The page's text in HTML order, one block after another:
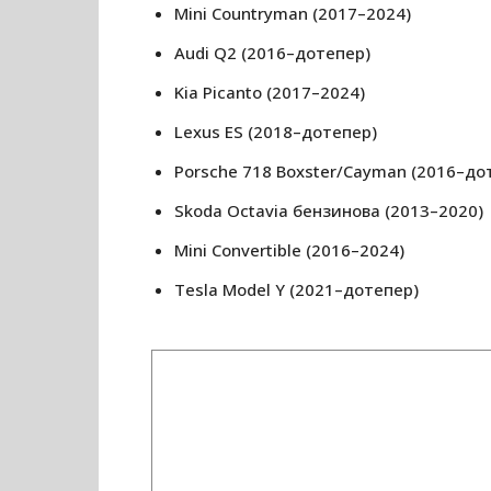
Mini Countryman (2017–2024)
Audi Q2 (2016–дотепер)
Kia Picanto (2017–2024)
Lexus ES (2018–дотепер)
Porsche 718 Boxster/Cayman
Skoda Octavia бензинова (2013–2020)
Mini Convertible (2016–2024)
Tesla Model Y (2021–дотепер)